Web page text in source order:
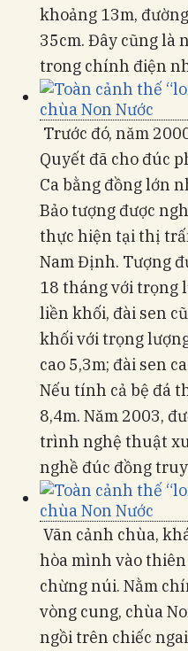
khoảng 13m,
35cm. Đây cũng là
trong chính điện
Trước đó, năm
Quyết đã cho đúc
Ca bằng đồng lớn
Bảo tượng được
thực hiện tại thị
Nam Định. Tượng
18 tháng với trọng
liền khối, đài sen
khối với trọng
cao 5,3m; đài sen
Nếu tính cả bệ đá
8,4m. Năm 2003,
trình nghệ thuật
nghề đúc đồng
Vãn cảnh chùa,
hòa mình vào
chừng núi. Nằm
vòng cung, chùa
ngồi trên chiếc